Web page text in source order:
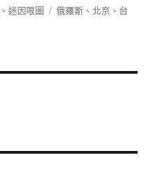
、迷因哏圖
標
俄羅斯 、北京 、 台